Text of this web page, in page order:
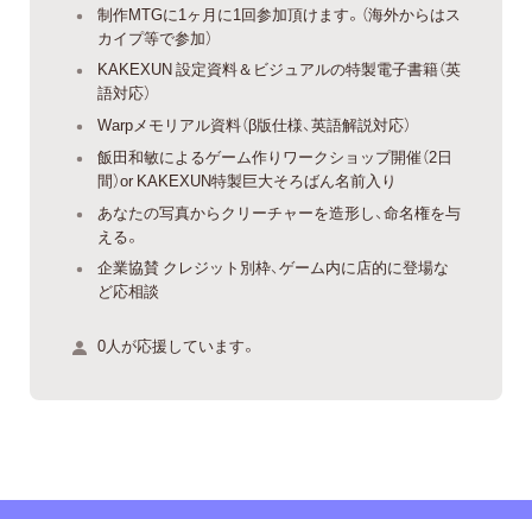
制作MTGに1ヶ月に1回参加頂けます。（海外からはス
カイプ等で参加）
KAKEXUN 設定資料＆ビジュアルの特製電子書籍（英
語対応）
Warpメモリアル資料（β版仕様、英語解説対応）
飯田和敏によるゲーム作りワークショップ開催（2日
間）or KAKEXUN特製巨大そろばん名前入り
あなたの写真からクリーチャーを造形し、命名権を与
える。
企業協賛 クレジット別枠、ゲーム内に店的に登場な
ど応相談
0人が応援しています。